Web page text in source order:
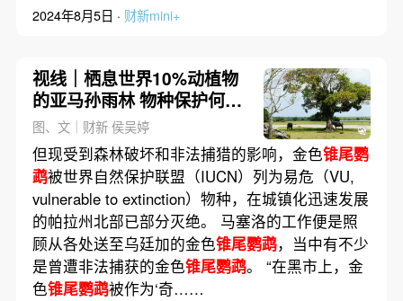
2024年8月5日 · 财新mini+
视线｜栖息世界10%动植物
的亚马孙雨林 物种保护何处
去？
图、文｜财新 侯吴婷
但现受到森林破坏和非法捕猎的影响，金色锥尾鹦
鹉被世界自然保护联盟（IUCN）列为易危（VU,
vulnerable to extinction）物种，在城镇化迅速发展
的帕拉州北部已部分灭绝。 马塞洛的工作便是照
顾从各处送至乌廷加的金色锥尾鹦鹉，当中有不少
是曾遭非法捕获的金色锥尾鹦鹉。 “在黑市上，金
色锥尾鹦鹉被作为‘奇……